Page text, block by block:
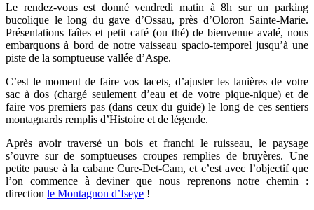
Le rendez-vous est donné vendredi matin à 8h sur un parking
bucolique le long du gave d’Ossau, près d’Oloron Sainte-Marie.
Présentations faîtes et petit café (ou thé) de bienvenue avalé, nous
embarquons à bord de notre vaisseau spacio-temporel jusqu’à une
piste de la somptueuse vallée d’Aspe.
C’est le moment de faire vos lacets, d’ajuster les lanières de votre
sac à dos (chargé seulement d’eau et de votre pique-nique) et de
faire vos premiers pas (dans ceux du guide) le long de ces sentiers
montagnards remplis d’Histoire et de légende.
Après avoir traversé un bois et franchi le ruisseau, le paysage
s’ouvre sur de somptueuses croupes remplies de bruyères. Une
petite pause à la cabane Cure-Det-Cam, et c’est avec l’objectif que
l’on commence à deviner que nous reprenons notre chemin :
direction le Montagnon d’Iseye !